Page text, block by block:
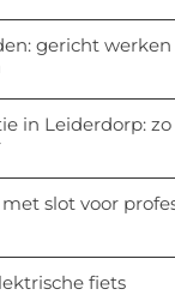
gericht
in Leiderdorp:
slot voor
fiets